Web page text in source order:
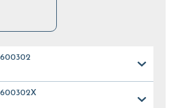
600302
600302X